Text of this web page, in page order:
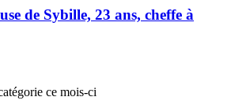
de Sybille, 23 ans, cheffe à
ce mois-ci